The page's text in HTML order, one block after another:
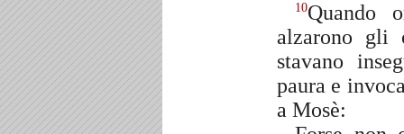
10Quando
alzarono gli
stavano
paura e
a Mosè: